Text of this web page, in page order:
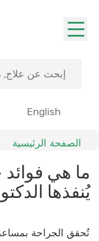
English
الصفحة الرئيسية
ما هي فوائد
يُنفذها
تُحقق الجراحة